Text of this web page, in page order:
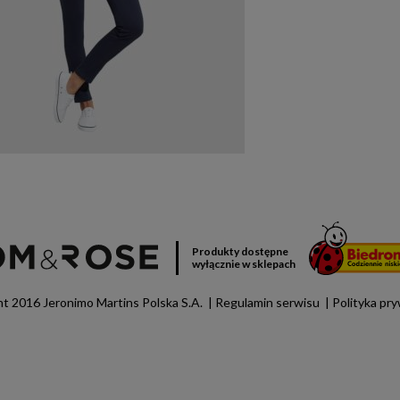
Produkty dostępne
wyłącznie w sklepach
2016 Jeronimo Martins Polska S.A. Regulamin serwisu Polityka